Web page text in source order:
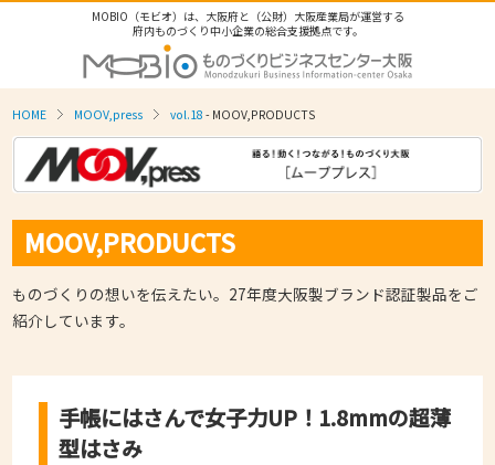
MOBIO（モビオ）は、大阪府と（公財）大阪産業局が運営する
府内ものづくり中小企業の総合支援拠点です。
HOME MOOV,press vol.18 - MOOV,PRODUCTS
MOOV,PRODUCTS
ものづくりの想いを伝えたい。27年度大阪製ブランド認証製品をご
紹介しています。
手帳にはさんで女子力UP！1.8mmの超薄
型はさみ